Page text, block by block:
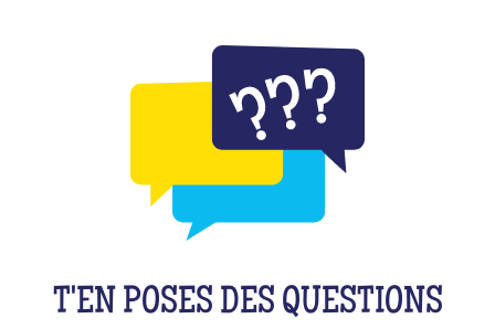
T'EN POSES DES QUESTIONS